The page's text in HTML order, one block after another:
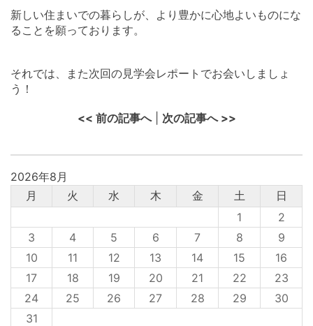
新しい住まいでの暮らしが、より豊かに心地よいものにな
ることを願っております。
それでは、また次回の見学会レポートでお会いしましょ
う！
<< 前の記事へ| 次の記事へ >>
2026年8月
月
火 水 木 金 土
日
1
2
3
4 5 6 7 8
9
10
11 12 13 14 15
16
17
18 19 20 21 22
23
24
25 26 27 28 29
30
31